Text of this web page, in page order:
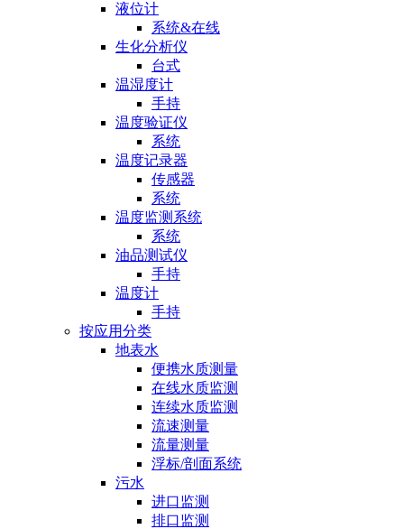
液位计
系统&在线
生化分析仪
台式
温湿度计
手持
温度验证仪
系统
温度记录器
传感器
系统
温度监测系统
系统
油品测试仪
手持
温度计
手持
按应用分类
地表水
便携水质测量
在线水质监测
连续水质监测
流速测量
流量测量
浮标/剖面系统
污水
进口监测
排口监测